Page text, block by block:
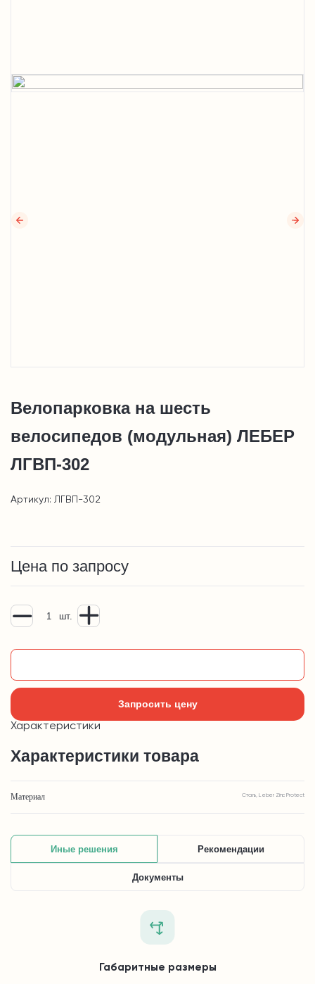
Велопарковка на шесть
велосипедов (модульная) ЛЕБЕР
ЛГВП-302
Артикул: ЛГВП-302
Цена по запросу
шт.
Запросить цену
Характеристики
Характеристики товара
Материал Сталь, Leber Zinc Protect
Иные решения Рекомендации
Документы
Габаритные размеры